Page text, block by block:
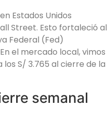
Estados Unidos
Street. Esto fortaleció al
Federal (Fed)
el mercado local, vimos
S/ 3.765 al cierre de la
semanal